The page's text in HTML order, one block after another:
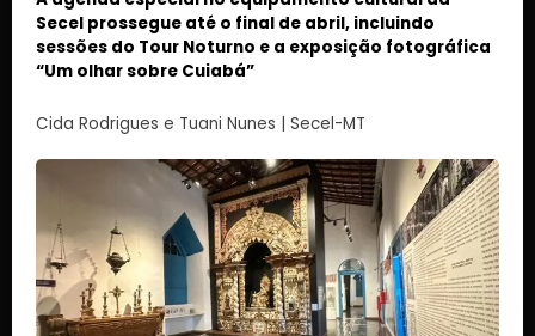
Secel prossegue até o final de abril, incluindo
sessões do Tour Noturno e a exposição fotográfica
“Um olhar sobre Cuiabá”
Cida Rodrigues e Tuani Nunes | Secel-MT